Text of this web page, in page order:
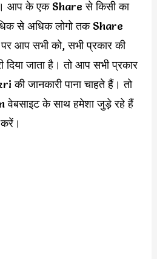
आप के एक Share से किसी का
से अधिक लोगो तक Share
आप सभी को, सभी प्रकार की
दिया जाता है। तो आप सभी प्रकार
जानकारी पाना चाहते हैं। तो
के साथ हमेशा जुड़े रहे हैं